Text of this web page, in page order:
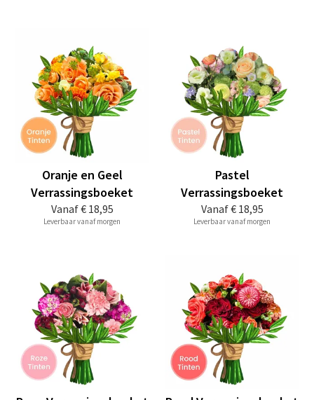
Vanaf€ 18,95
Oranje en Geel
Verrassingsboeket
Leverbaar vanaf morgen
Vanaf€ 18,95
Pastel
Verrassingsboeket
Leverbaar vanaf morgen